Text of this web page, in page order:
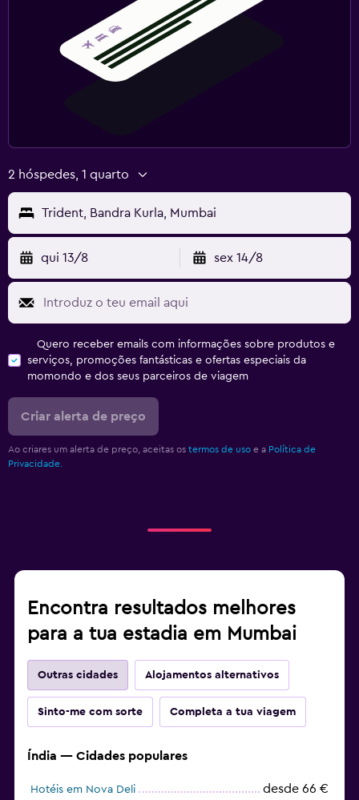
2 hóspedes, 1 quarto
Trident, Bandra Kurla, Mumbai
qui 13/8 sex 14/8
Quero receber emails com informações sobre produtos e
serviços, promoções fantásticas e ofertas especiais da
momondo e dos seus parceiros de viagem
Criar alerta de preço
Ao criares um alerta de preço, aceitas os termos de uso e a Política de
Privacidade.
Encontra resultados melhores
para a tua estadia em Mumbai
Outras cidades Alojamentos alternativos
Sinto-me com sorte Completa a tua viagem
Índia — Cidades populares
Hotéis em Nova Deli desde 66 €